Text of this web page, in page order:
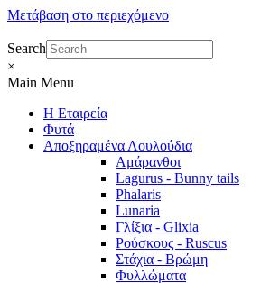
Μετάβαση στο περιεχόμενο
Search
×
Main Menu
Η Εταιρεία
Φυτά
Αποξηραμένα Λουλούδια
Αμάρανθοι
Lagurus - Bunny tails
Phalaris
Lunaria
Γλίξια - Glixia
Ρούσκους - Ruscus
Στάχια - Βρώμη
Φυλλώματα